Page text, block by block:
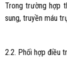
Trong trường hợp
sung, truyền máu
2.2. Phối hợp điều